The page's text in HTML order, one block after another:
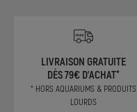
LIVRAISON GRATUITE
DÈS 79€ D'ACHAT*
* HORS AQUARIUMS & PRODUITS
LOURDS